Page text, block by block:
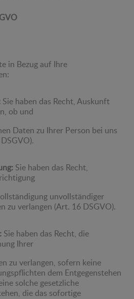
in Bezug auf Ihre
Sie haben das Recht, Auskunft
ob und
Daten zu Ihrer Person bei uns
Sie haben das Recht,
unvollständiger
zu verlangen (Art. 16 DSGVO).
Sie haben das Recht, die
Ihrer
zu verlangen, sofern keine
dem Entgegenstehen
solche gesetzliche
die das sofortige